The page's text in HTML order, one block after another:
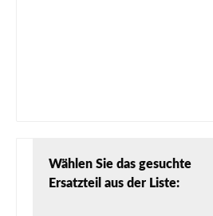
Wählen Sie das gesuchte
Ersatzteil aus der Liste: